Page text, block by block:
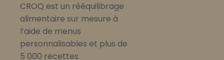
CROQ est un rééquilibrage
alimentaire sur mesure à
l’aide de menus
personnalisables et plus de
5 000 recettes